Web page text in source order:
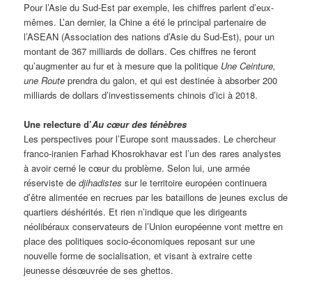
Pour l’Asie du Sud-Est par exemple, les chiffres parlent d’eux-
mêmes. L’an dernier, la Chine a été le principal partenaire de
l’ASEAN (Association des nations d’Asie du Sud-Est), pour un
montant de 367 milliards de dollars. Ces chiffres ne feront
qu’augmenter au fur et à mesure que la politique Une Ceinture,
une Route prendra du galon, et qui est destinée à absorber 200
milliards de dollars d’investissements chinois d’ici à 2018.
Une relecture d’Au cœur des ténèbres
Les perspectives pour l’Europe sont maussades. Le chercheur
franco-iranien Farhad Khosrokhavar est l’un des rares analystes
à avoir cerné le cœur du problème. Selon lui, une armée
réserviste dedjihadistes sur le territoire européen continuera
d’être alimentée en recrues par les bataillons de jeunes exclus de
quartiers déshérités. Et rien n’indique que les dirigeants
néolibéraux conservateurs de l’Union européenne vont mettre en
place des politiques socio-économiques reposant sur une
nouvelle forme de socialisation, et visant à extraire cette
jeunesse désœuvrée de ses ghettos.